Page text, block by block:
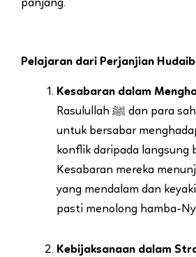
panjang.
Pelajaran dari Perjanjian
Kesabaran dalam
Rasulullah ﷺ dan para sahabat memilih
untuk bersabar
konflik daripada langsung
Kesabaran mereka
yang mendalam dan
pasti menolong hamba-
Kebijaksanaan dalam